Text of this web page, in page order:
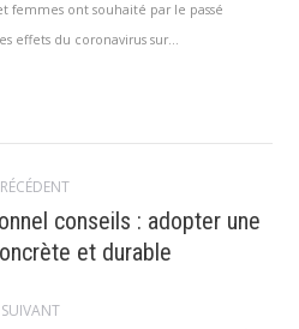
femmes ont souhaité par le passé
effets du coronavirus sur...
Article
précédent
conseils : adopter une
et durable
SUIVANT